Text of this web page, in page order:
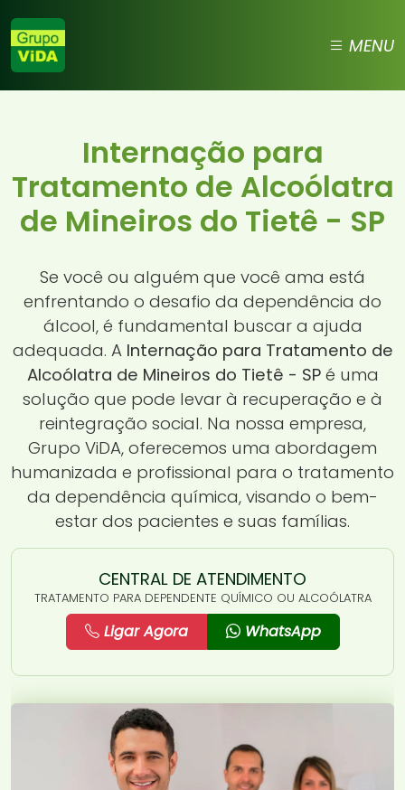
MENU
Internação para
Tratamento de Alcoólatra
de Mineiros do Tietê - SP
Se você ou alguém que você ama está
enfrentando o desafio da dependência do
álcool, é fundamental buscar a ajuda
adequada. A Internação para Tratamento de
Alcoólatra de Mineiros do Tietê - SPé uma
solução que pode levar à recuperação e à
reintegração social. Na nossa empresa,
Grupo ViDA, oferecemos uma abordagem
humanizada e profissional para o tratamento
da dependência química, visando o bem-
estar dos pacientes e suas famílias.
CENTRAL DE ATENDIMENTO
TRATAMENTO PARA DEPENDENTE QUÍMICO OU ALCOÓLATRA
Ligar Agora WhatsApp